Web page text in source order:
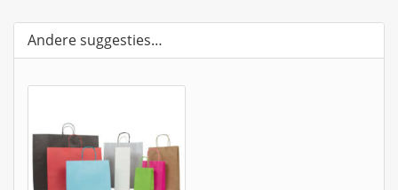
Andere suggesties…